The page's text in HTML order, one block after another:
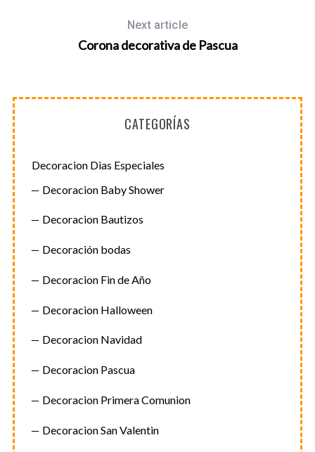
Next article
Corona decorativa de Pascua
CATEGORÍAS
Decoracion Dias Especiales
Decoracion Baby Shower
Decoracion Bautizos
Decoración bodas
Decoracion Fin de Año
Decoracion Halloween
Decoracion Navidad
Decoracion Pascua
Decoracion Primera Comunion
Decoracion San Valentin